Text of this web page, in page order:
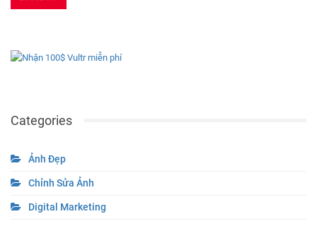
Categories
Ảnh Đẹp
Chỉnh Sửa Ảnh
Digital Marketing